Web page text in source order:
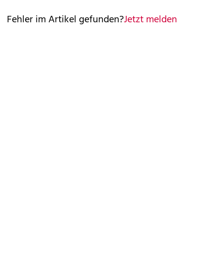
Fehler im Artikel gefunden?Jetzt melden